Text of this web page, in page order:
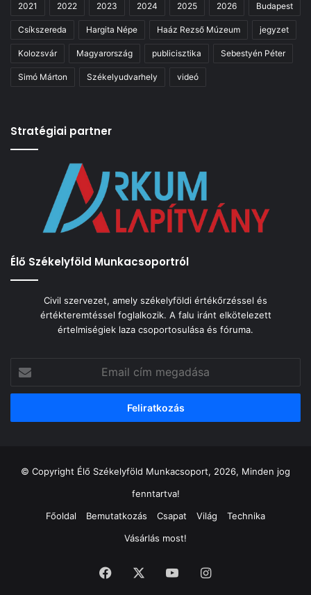
2021 2022 2023 2024 2025 2026 Budapest
Csíkszereda Hargita Népe Haáz Rezső Múzeum jegyzet
Kolozsvár Magyarország publicisztika Sebestyén Péter
Simó Márton Székelyudvarhely videó
Stratégiai partner
Élő Székelyföld Munkacsoportról
Civil szervezet, amely székelyföldi értékőrzéssel és
értékteremtéssel foglalkozik. A falu iránt elkötelezett
értelmiségiek laza csoportosulása és fóruma.
cím
megadása
© Copyright Élő Székelyföld Munkacsoport, 2026, Minden jog
fenntartva!
Főoldal
Bemutatkozás Csapat Világ
Technika
Vásárlás most!
Facebook YouTubeInstagram